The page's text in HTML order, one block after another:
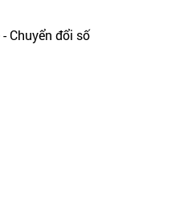
Chuyển đổi số